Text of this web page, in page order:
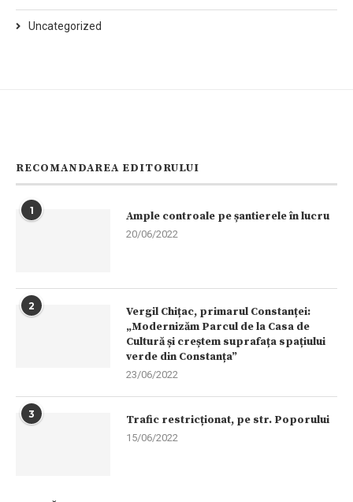
Uncategorized
RECOMANDAREA EDITORULUI
1 Ample controale pe șantierele în lucru
20/06/2022
2
Vergil Chițac, primarul Constanței:
„Modernizăm Parcul de la Casa de
Cultură și creștem suprafața spațiului
verde din Constanța”
23/06/2022
3 Trafic restricționat, pe str. Poporului
15/06/2022